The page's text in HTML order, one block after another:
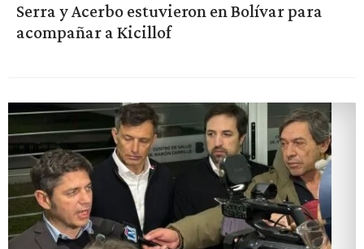
Serra y Acerbo estuvieron en Bolívar para
acompañar a Kicillof